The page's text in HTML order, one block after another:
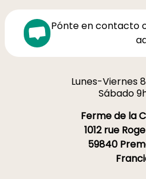
Pónte en contacto
Lunes-Viernes
Sábado
Ferme de la
1012 rue
59840